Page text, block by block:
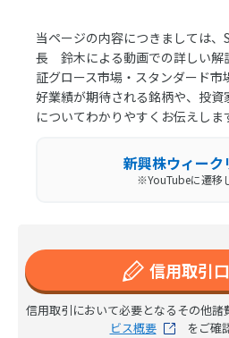
当ページの内容につきましては
長 鈴木による動画での詳しい解
証グロース市場・スタンダード市
好業績が期待される銘柄や、投
についてわかりやすくお伝えしま
新興株ウィーク
※YouTubeに遷移
信用取引
信用取引において必要となるその他諸
ビス概要
をご確